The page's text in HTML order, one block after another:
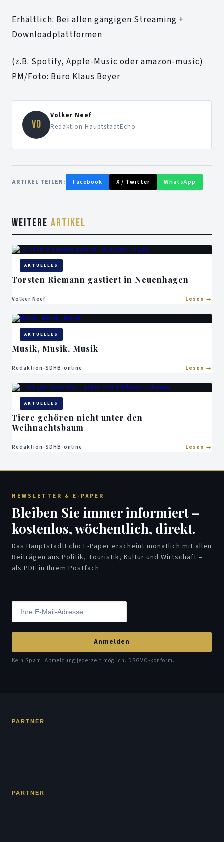
Erhältlich: Bei allen gängigen Streaming +
Downloadplattformen
(z.B. Spotify, Apple-Music oder amazon-music)
PM/Foto: Büro Klaus Beyer
VO
Volker Neef
Redaktion HauptstadtEcho
ARTIKEL TEILEN: Facebook X / Twitter WhatsApp
WEITERE ARTIKEL
AKTUELLES
Torsten Riemann gastiert in Neuenhagen
Volker Neef Lesen
AKTUELLES
Musik, Musik, Musik
Redaktion-SDHB-online Lesen
AKTUELLES
Tiere gehören nicht unter den
Weihnachtsbaum
Redaktion-SDHB-online Lesen
NEWSLETTER & E-PAPER
Bleiben Sie immer informiert –
kostenlos, wöchentlich, direkt.
Das HauptstadtEcho E-Paper erscheint monatlich mit allen
Beiträgen aus Politik, Touristik, Kultur und Wirtschaft –
als PDF in Ihrem Postfach.
Anmelden
Kein Spam. Abmeldung jederzeit möglich. DSGVO-konform.
PARTNER
PARTNER